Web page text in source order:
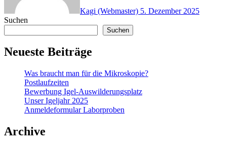
Kagi (Webmaster) 5. Dezember 2025
Suchen
Suchen
Neueste Beiträge
Was braucht man für die Mikroskopie?
Postlaufzeiten
Bewerbung Igel-Auswilderungsplatz
Unser Igeljahr 2025
Anmeldeformular Laborproben
Archive